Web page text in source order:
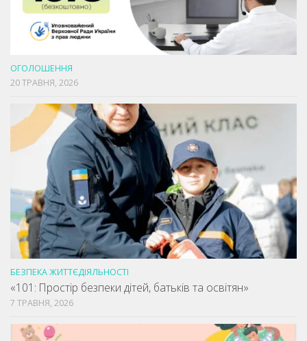
ОГОЛОШЕННЯ
20 ТРАВНЯ, 2026
БЕЗПЕКА ЖИТТЄДІЯЛЬНОСТІ
«101: Простір безпеки дітей, батьків та освітян»
7 ТРАВНЯ, 2026